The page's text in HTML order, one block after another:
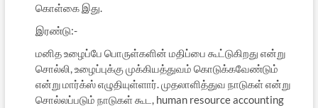
கொள்கை இது.
இரண்டு:-
மனித உழைப்பே பொருள்களின் மதிப்பை கூட்டுகிறது என்று
சொல்லி, உழைப்புக்கு முக்கியத்துவம் கொடுக்கவேண்டும்
என்று மார்க்ஸ் எழுதியுள்ளார். முதலாளித்துவ நாடுகள் என்று
சொல்லப்படும் நாடுகள் கூட, human resource accounting